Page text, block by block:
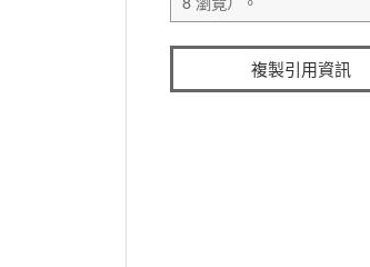
複製引用資訊